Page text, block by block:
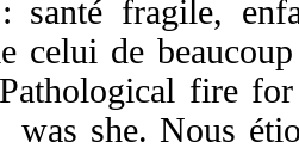
santé fragile,
celui de
fire
was she. Nous